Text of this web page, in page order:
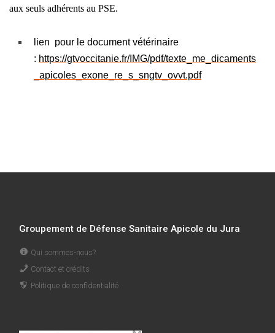
aux seuls adhérents au PSE.
lien pour le document vétérinaire
: https://gtvoccitanie.fr/IMG/pdf/texte_me_dicaments
_apicoles_exone_re_s_sngtv_ovvt.pdf
Groupement de Défense Sanitaire Apicole du Jura
Qui sommes-nous?
Contact et crédits
Politique de confidentialité